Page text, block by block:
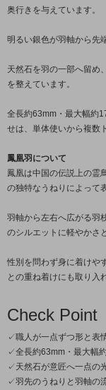
奥行きを与えています。
明るい銀色が羽軸から先
天然石を羽の一部へ留め
を整えています。
全長約63mm・最大幅約
せは、単体使いから複数
鳳凰羽について
鳳凰は中国の伝説上の霊
の独特なうねりによって
羽軸から左右へ広がる羽
のシルエットに軽やかさ
性別を問わず身に着けや
との重ね着けにも取り入
Check Point
✓職人が一点ずつ形と表
✓全長約63mm・最大幅
✓天然石が意匠へ一点の
✓羽先のうねりと羽軸の